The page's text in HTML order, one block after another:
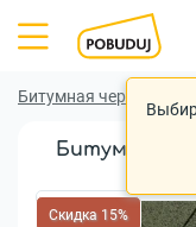
Битумная черепица
Битумная
Скидка 15%